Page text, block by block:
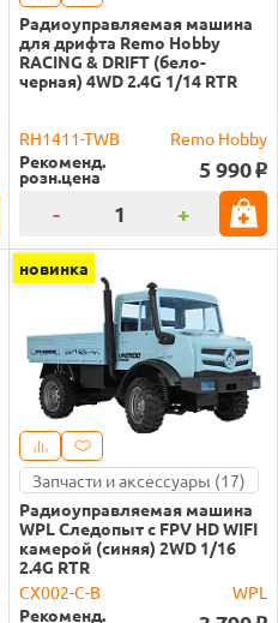
Радиоуправляемая машина
для дрифта Remo Hobby
RACING & DRIFT (бело-
черная) 4WD 2.4G 1/14 RTR
RH1411-TWB
Remo Hobby
Рекоменд.
розн.цена 5 990 o
- +
новинка
Запчасти и аксессуары (17)
Радиоуправляемая машина
WPL Следопыт с FPV HD WIFI
камерой (синяя) 2WD 1/16
2.4G RTR
CX002-C-B
WPL
Рекоменд.